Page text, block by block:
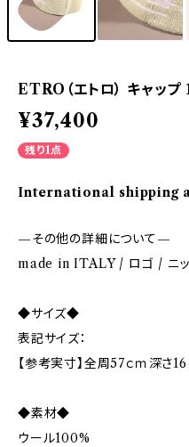
ETRO（エトロ） キャッ
¥37,400
残り1点
International shipping
—その他の詳細について—
made in ITALY / ロゴ / ニッ
◆サイズ◆
表記サイズ：
【参考実寸】全周57ｃｍ深さ16
◆素材◆
ウール100%